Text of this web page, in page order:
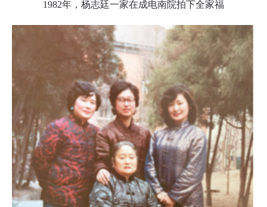
1982年，杨志廷一家在成电南院拍下全家福